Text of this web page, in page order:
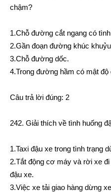
chậm?
1.Chỗ đường cắt ngang có
2.Gần đoạn đường khúc
3.Chỗ đường dốc.
4.Trong đường hầm có mật độ
Câu trả lời đúng: 2
242. Giải thích về tình huống
1.Taxi đậu xe trong tình trạng
2.Tắt động cơ máy và rời xe
đậu xe.
3.Việc xe tải giao hàng dừng